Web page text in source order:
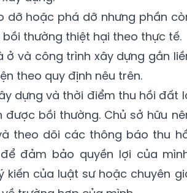
dỡ hoặc phá dỡ nhưng phần
thường thiệt hại theo thực tế.
ở và công trình xây dựng gắn
theo quy định nêu trên.
dựng và thời điểm thu hồi đất
bồi thường. Chủ sở hữu
theo dõi các thông báo thu
đảm bảo quyền lợi của
kiến của luật sư hoặc chuyên